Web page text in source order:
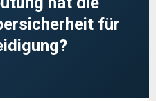
für